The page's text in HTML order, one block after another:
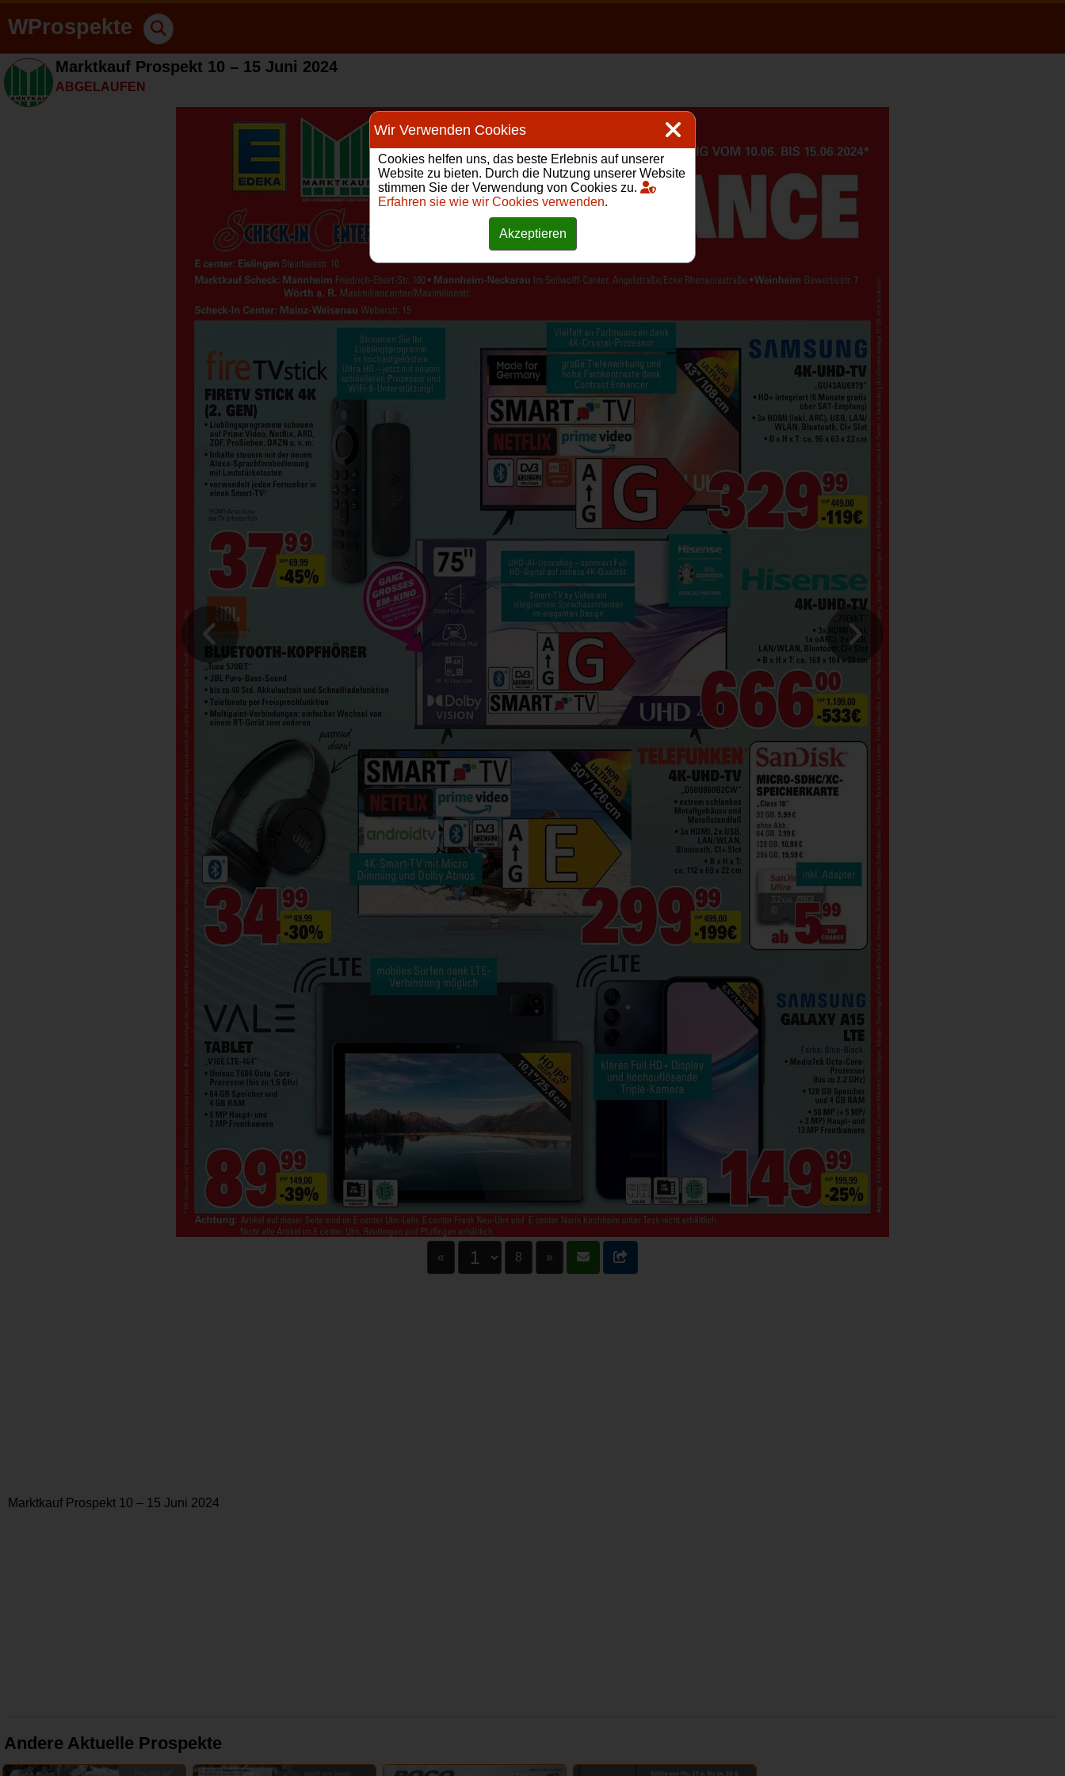
WProspekte
Marktkauf Prospekt 10 – 15 Juni 2024
ABGELAUFEN
« 8 »
Marktkauf Prospekt 10 – 15 Juni 2024
Andere Aktuelle Prospekte
Wir Verwenden Cookies
Cookies helfen uns, das beste Erlebnis auf unserer
Website zu bieten. Durch die Nutzung unserer Website
stimmen Sie der Verwendung von Cookies zu.
Erfahren sie wie wir Cookies verwenden.
Akzeptieren